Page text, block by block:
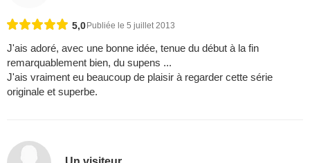
5,0Publiée le 5 juillet 2013
J'ais adoré, avec une bonne idée, tenue du début à la fin
remarquablement bien, du supens ...
J'ais vraiment eu beaucoup de plaisir à regarder cette série
originale et superbe.